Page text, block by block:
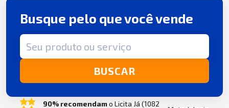
Busque pelo que você vende
Termo de busca
BUSCAR
90% recomendamo Licita Já (1082